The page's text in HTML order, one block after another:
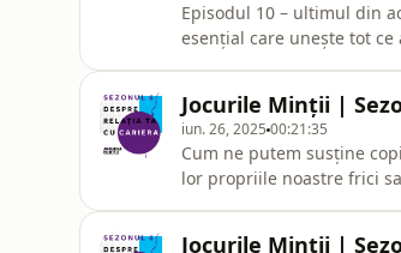
Episodul 10 – ultimul din
esențial care unește tot
Cum îți in
Jocurile Minții |
iun. 26, 2025 00:21:35
Cum ne putem susține
lor propriile noastre frici
Jocurile Minții |